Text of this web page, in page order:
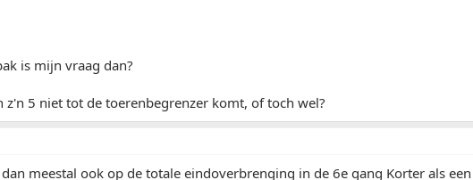
is mijn vraag dan?
z'n 5 niet tot de toerenbegrenzer komt, of toch wel?
meestal ook op de totale eindoverbrenging in de 6e gang Korter als